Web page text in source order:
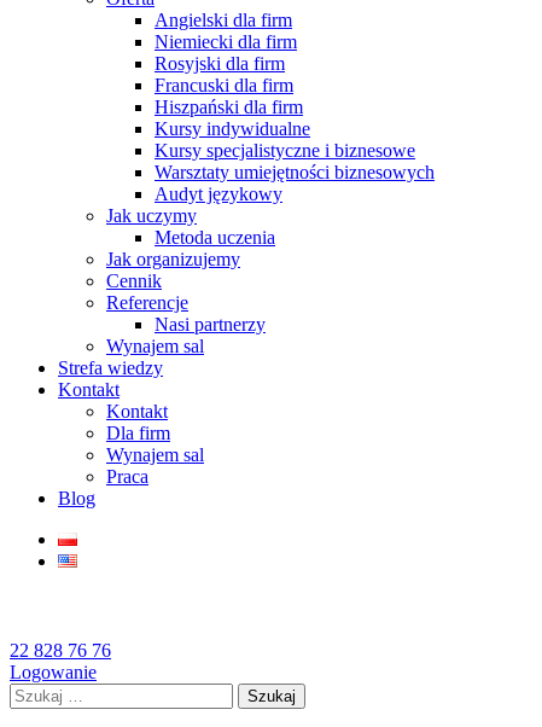
Angielski dla firm
Niemiecki dla firm
Rosyjski dla firm
Francuski dla firm
Hiszpański dla firm
Kursy indywidualne
Kursy specjalistyczne i biznesowe
Warsztaty umiejętności biznesowych
Audyt językowy
Jak uczymy
Metoda uczenia
Jak organizujemy
Cennik
Referencje
Nasi partnerzy
Wynajem sal
Strefa wiedzy
Kontakt
Kontakt
Dla firm
Wynajem sal
Praca
Blog
22 828 76 76
Logowanie
Szukaj: